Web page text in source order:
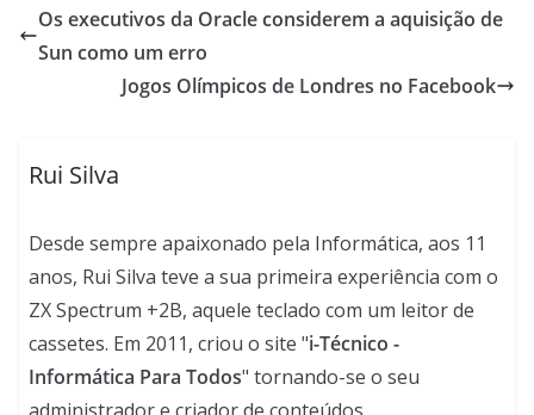
Os executivos da Oracle considerem a aquisição de
Sun como um erro
Jogos Olímpicos de Londres no Facebook
Rui Silva
Desde sempre apaixonado pela Informática, aos 11
anos, Rui Silva teve a sua primeira experiência com o
ZX Spectrum +2B, aquele teclado com um leitor de
cassetes. Em 2011, criou o site "i-Técnico -
Informática Para Todos" tornando-se o seu